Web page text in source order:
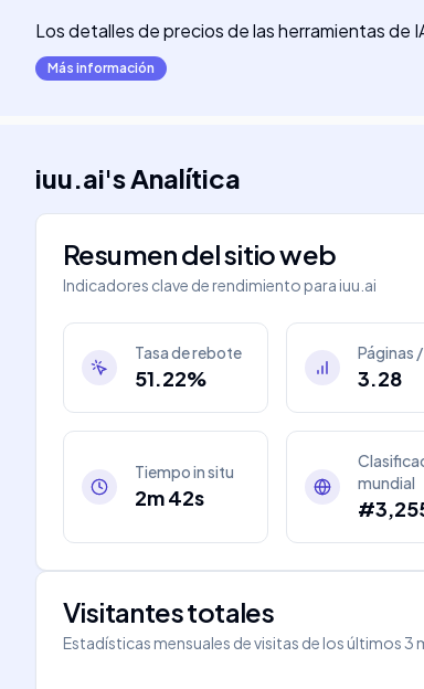
Los detalles de precios de las herramientas de
Más información
iuu.ai'sAnalítica
Resumen del sitio web
Indicadores clave de rendimiento paraiuu.ai
Tasa de rebote
51.22%
Páginas
3.28
Tiempo in situ
2m 42s
mundial
Visitantes totales
Estadísticas mensuales de visitas de los últimos 3